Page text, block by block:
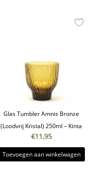
Glas Tumbler Amnis Bronze
(Loodvrij Kristal) 250ml – Kinta
€11,95
Toevoegen aan winkelwagen